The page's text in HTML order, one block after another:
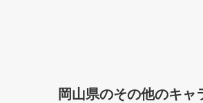
岡山県のその他のキャ